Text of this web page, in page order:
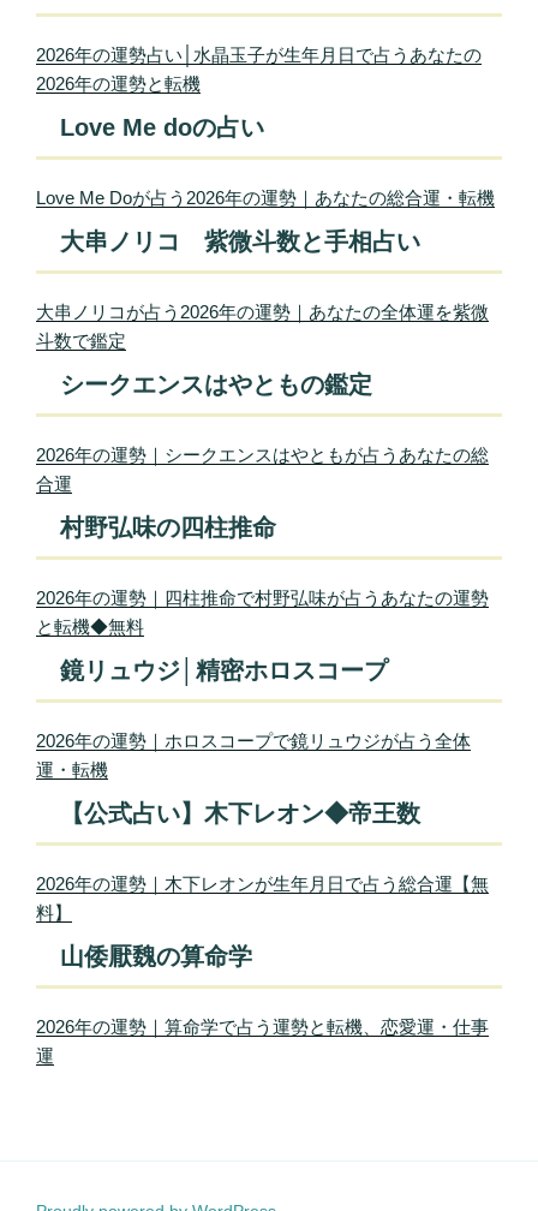
2026年の運勢占い│水晶玉子が生年月日で占うあなたの
2026年の運勢と転機
Love Me doの占い
Love Me Doが占う2026年の運勢｜あなたの総合運・転機
大串ノリコ 紫微斗数と手相占い
大串ノリコが占う2026年の運勢｜あなたの全体運を紫微
斗数で鑑定
シークエンスはやともの鑑定
2026年の運勢｜シークエンスはやともが占うあなたの総
合運
村野弘味の四柱推命
2026年の運勢｜四柱推命で村野弘味が占うあなたの運勢
と転機◆無料
鏡リュウジ│精密ホロスコープ
2026年の運勢｜ホロスコープで鏡リュウジが占う全体
運・転機
【公式占い】木下レオン◆帝王数
2026年の運勢｜木下レオンが生年月日で占う総合運【無
料】
山倭厭魏の算命学
2026年の運勢｜算命学で占う運勢と転機、恋愛運・仕事
運